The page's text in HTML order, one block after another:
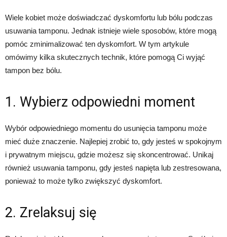
Wiele kobiet może doświadczać dyskomfortu lub bólu podczas
usuwania tamponu. Jednak istnieje wiele sposobów, które mogą
pomóc zminimalizować ten dyskomfort. W tym artykule
omówimy kilka skutecznych technik, które pomogą Ci wyjąć
tampon bez bólu.
1. Wybierz odpowiedni moment
Wybór odpowiedniego momentu do usunięcia tamponu może
mieć duże znaczenie. Najlepiej zrobić to, gdy jesteś w spokojnym
i prywatnym miejscu, gdzie możesz się skoncentrować. Unikaj
również usuwania tamponu, gdy jesteś napięta lub zestresowana,
ponieważ to może tylko zwiększyć dyskomfort.
2. Zrelaksuj się